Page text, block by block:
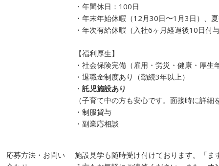
・年間休日：100日
・年末年始休暇（12月30日〜1月3日）、
・年次有給休暇（入社6ヶ月経過後10日付
【福利厚生】
・社会保険完備（雇用・労災・健康・厚生
・退職金制度あり（勤続3年以上）
・ 託児施設あり
（子育て中の方も安心です。面接時に詳細
・制服貸与
・副業応相談
応募方法・お問い
施設見学も随時受け付けております。「ま